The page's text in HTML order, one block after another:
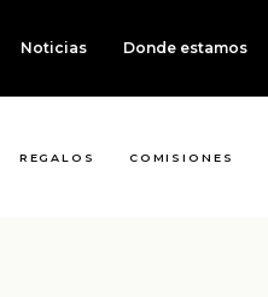
Noticias Donde estamos
REGALOS COMISIONES